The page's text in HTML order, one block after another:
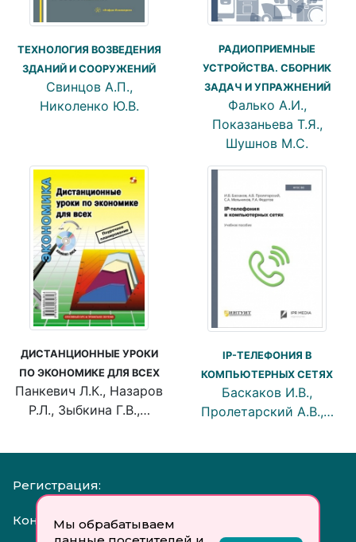
Мы обрабатываем
ТЕХНОЛОГИЯ ВОЗВЕДЕНИЯ
ЗДАНИЙ И СООРУЖЕНИЙ
Свинцов А.П.,
Николенко Ю.В.
РАДИОПРИЕМНЫЕ
УСТРОЙСТВА. СБОРНИК
ЗАДАЧ И УПРАЖНЕНИЙ
Фалько А.И.,
Показаньева Т.Я.,
Шушнов М.С.
ДИСТАНЦИОННЫЕ УРОКИ
ПО ЭКОНОМИКЕ ДЛЯ ВСЕХ
Панкевич Л.К., Назаров
Р.Л., Зыбкина Г.В.,…
IP-ТЕЛЕФОНИЯ В
КОМПЬЮТЕРНЫХ СЕТЯХ
Баскаков И.В.,
Пролетарский А.В.,…
Регистрация:
Контакты: